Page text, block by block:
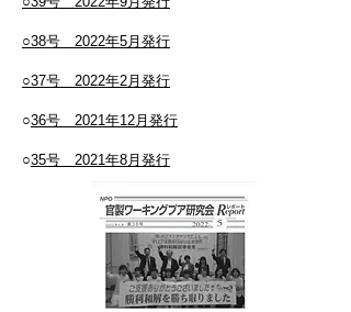
○38号 2022年5月発行
○37号 2022年2月発行
○36号 2021年12月発行
○35号 2021年8月発行